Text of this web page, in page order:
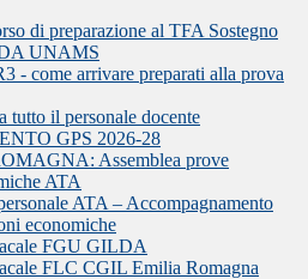
di preparazione al TFA Sostegno
UNAMS
- come arrivare preparati alla prova
tutto il personale docente
GPS 2026-28
Assemblea prove
ATA
ATA – Accompagnamento
economiche
FGU GILDA
FLC CGIL Emilia Romagna